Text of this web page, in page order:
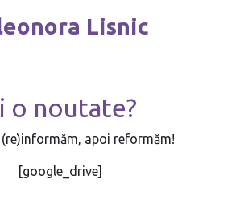
Lisnic
o noutate?
(re)informăm, apoi reformăm!
[google_drive]